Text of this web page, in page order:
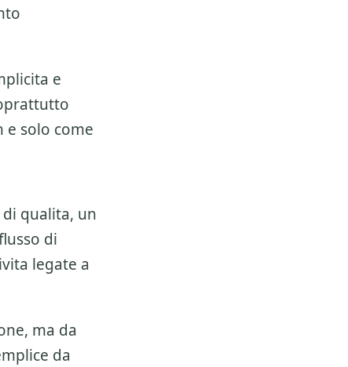
e
e solo come
qualita, un
di
legate a
ma da
da